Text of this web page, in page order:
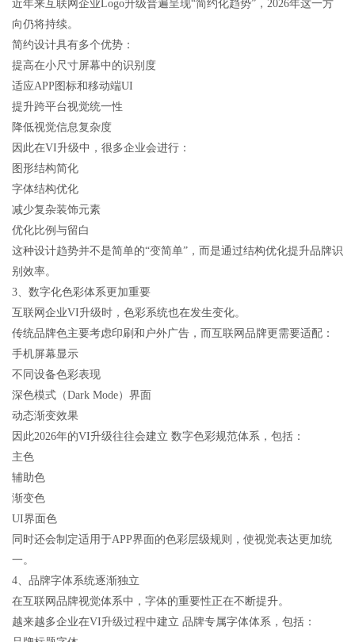
近年来互联网企业Logo升级普遍呈现“简约化趋势”，2026年这一方
向仍将持续。
简约设计具有多个优势：
提高在小尺寸屏幕中的识别度
适应APP图标和移动端UI
提升跨平台视觉统一性
降低视觉信息复杂度
因此在VI升级中，很多企业会进行：
图形结构简化
字体结构优化
减少复杂装饰元素
优化比例与留白
这种设计趋势并不是简单的“变简单”，而是通过结构优化提升品牌识
别效率。
3、数字化色彩体系更加重要
互联网企业VI升级时，色彩系统也在发生变化。
传统品牌色主要考虑印刷和户外广告，而互联网品牌更需要适配：
手机屏幕显示
不同设备色彩表现
深色模式（Dark Mode）界面
动态渐变效果
因此2026年的VI升级往往会建立 数字色彩规范体系，包括：
主色
辅助色
渐变色
UI界面色
同时还会制定适用于APP界面的色彩层级规则，使视觉表达更加统
一。
4、品牌字体系统逐渐独立
在互联网品牌视觉体系中，字体的重要性正在不断提升。
越来越多企业在VI升级过程中建立 品牌专属字体体系，包括：